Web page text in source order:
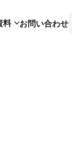
料 お問い合わせ